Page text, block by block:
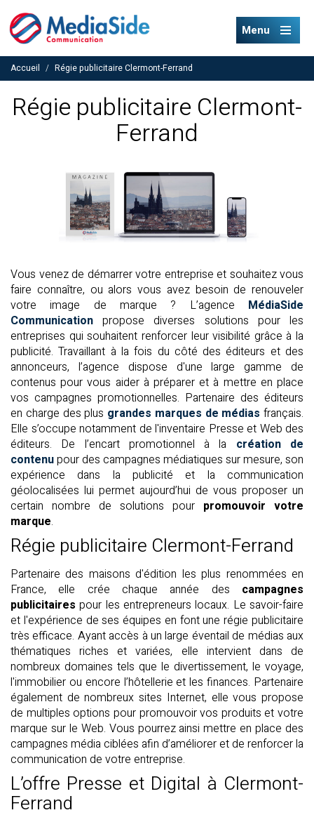
Menu
Accueil / Régie publicitaire Clermont-Ferrand
Régie publicitaire Clermont-
Ferrand
Vous venez de démarrer votre entreprise et souhaitez vous
faire connaître, ou alors vous avez besoin de renouveler
votre image de marque ? L’agence MédiaSide
Communication propose diverses solutions pour les
entreprises qui souhaitent renforcer leur visibilité grâce à la
publicité. Travaillant à la fois du côté des éditeurs et des
annonceurs, l’agence dispose d'une large gamme de
contenus pour vous aider à préparer et à mettre en place
vos campagnes promotionnelles. Partenaire des éditeurs
en charge des plus grandes marques de médias français.
Elle s’occupe notamment de l'inventaire Presse et Web des
éditeurs. De l’encart promotionnel à la création de
contenupour des campagnes médiatiques sur mesure, son
expérience dans la publicité et la communication
géolocalisées lui permet aujourd’hui de vous proposer un
certain nombre de solutions pour promouvoir votre
marque.
Régie publicitaire Clermont-Ferrand
Partenaire des maisons d'édition les plus renommées en
France, elle crée chaque année des campagnes
publicitaires pour les entrepreneurs locaux. Le savoir-faire
et l'expérience de ses équipes en font une régie publicitaire
très efficace. Ayant accès à un large éventail de médias aux
thématiques riches et variées, elle intervient dans de
nombreux domaines tels que le divertissement, le voyage,
l'immobilier ou encore l’hôtellerie et les finances. Partenaire
également de nombreux sites Internet, elle vous propose
de multiples options pour promouvoir vos produits et votre
marque sur le Web. Vous pourrez ainsi mettre en place des
campagnes média ciblées afin d’améliorer et de renforcer la
communication de votre entreprise.
L’offre Presse et Digital à Clermont-
Ferrand